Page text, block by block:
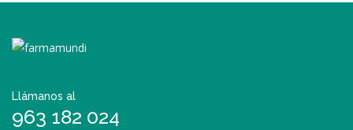
Llámanos al
963 182 024